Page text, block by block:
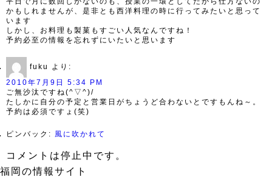
かもしれませんが、是非とも西洋料理の時に行ってみたいと思って
います
しかし、お料理も製菓もすごい人気なんですね！
予約必至の情報を忘れずにいたいと思います
fuku
より:
2010年7月9日 5:34 PM
ご無沙汰ですね(^▽^)/
たしかに自分の予定と営業日がちょうど合わないとですもんね～。
予約は必須ですょ(笑)
ピンバック: 風に吹かれて
コメントは停止中です。
福岡の情報サイト